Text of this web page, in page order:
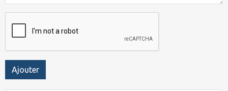
Ajouter